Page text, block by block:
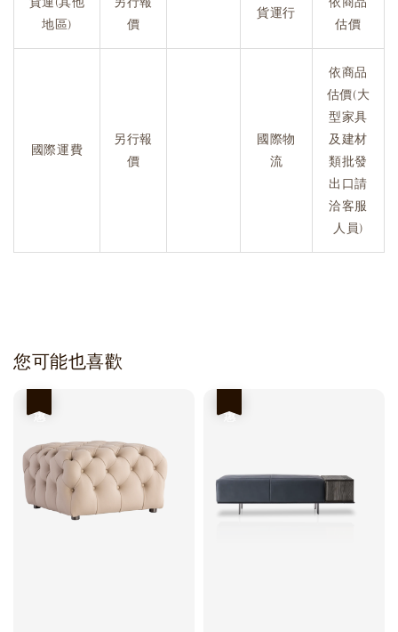
地區)
價
貨運行
估價
國際運費
另行報
價
國際物
流
依商品
估價(大
型家具
及建材
類批發
出口請
洽客服
人員)
您可能也喜歡